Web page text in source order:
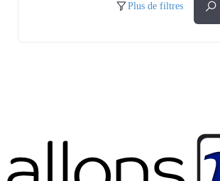
Plus de filtres